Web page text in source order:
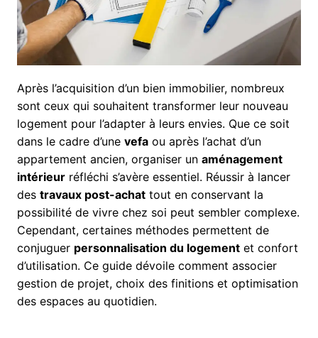
Après l’acquisition d’un bien immobilier, nombreux
sont ceux qui souhaitent transformer leur nouveau
logement pour l’adapter à leurs envies. Que ce soit
dans le cadre d’une vefaou après l’achat d’un
appartement ancien, organiser un aménagement
intérieurréfléchi s’avère essentiel. Réussir à lancer
des travaux post-achattout en conservant la
possibilité de vivre chez soi peut sembler complexe.
Cependant, certaines méthodes permettent de
conjuguer personnalisation du logementet confort
d’utilisation. Ce guide dévoile comment associer
gestion de projet, choix des finitions et optimisation
des espaces au quotidien.